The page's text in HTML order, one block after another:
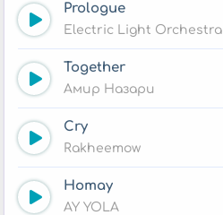
Prologue
Electric Light Orchestra
Together
Амир Назари
Cry
Rakheemow
Homay
AY YOLA